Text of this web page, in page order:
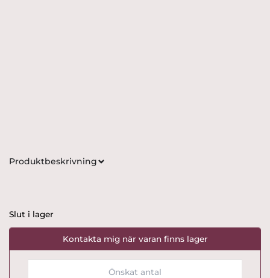
Produktbeskrivning
Slut i lager
Kontakta mig när varan finns lager